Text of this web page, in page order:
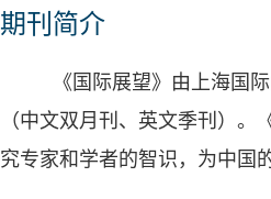
期刊简介
《国际展望》由上海国
（中文双月刊、英文季刊）
究专家和学者的智识，为中国